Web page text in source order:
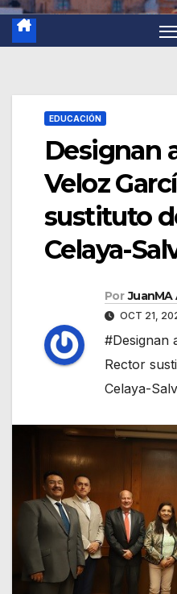
EDUCACIÓN
Designan
Veloz
sustituto
Celaya-
Por JuanMA
OCT 21,
#Designan
Rector
Celaya-